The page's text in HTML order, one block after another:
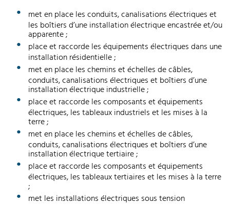
met en place les conduits, canalisations électriques et
les boîtiers d’une installation électrique encastrée et/ou
apparente ;
place et raccorde les équipements électriques dans une
installation résidentielle ;
met en place les chemins et échelles de câbles,
conduits, canalisations électriques et boîtiers d’une
installation électrique industrielle ;
place et raccorde les composants et équipements
électriques, les tableaux industriels et les mises à la
terre ;
met en place les chemins et échelles de câbles,
conduits, canalisations électriques et boîtiers d’une
installation électrique tertiaire ;
place et raccorde les composants et équipements
électriques, les tableaux tertiaires et les mises à la terre
;
met les installations électriques sous tension